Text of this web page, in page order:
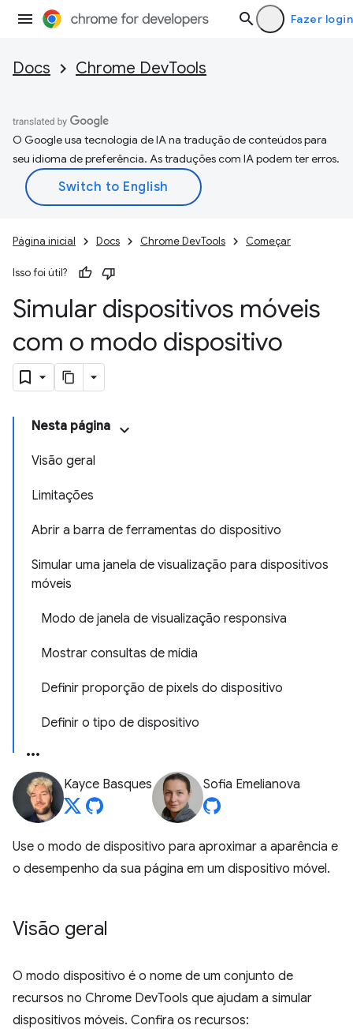
Fazer login
Docs Chrome DevTools
O Google usa tecnologia de IA na tradução de conteúdos para
seu idioma de preferência. As traduções com IA podem ter erros.
Página inicial Docs Chrome DevTools Começar
Isso foi útil?
Simular dispositivos móveis
com o modo dispositivo
Nesta página
Visão geral
Limitações
Abrir a barra de ferramentas do dispositivo
Simular uma janela de visualização para dispositivos
móveis
Modo de janela de visualização responsiva
Mostrar consultas de mídia
Definir proporção de pixels do dispositivo
Definir o tipo de dispositivo
Kayce Basques Sofia Emelianova
Use o modo de dispositivo para aproximar a aparência e
o desempenho da sua página em um dispositivo móvel.
Visão geral
O modo dispositivo é o nome de um conjunto de
recursos no Chrome DevTools que ajudam a simular
dispositivos móveis. Confira os recursos: